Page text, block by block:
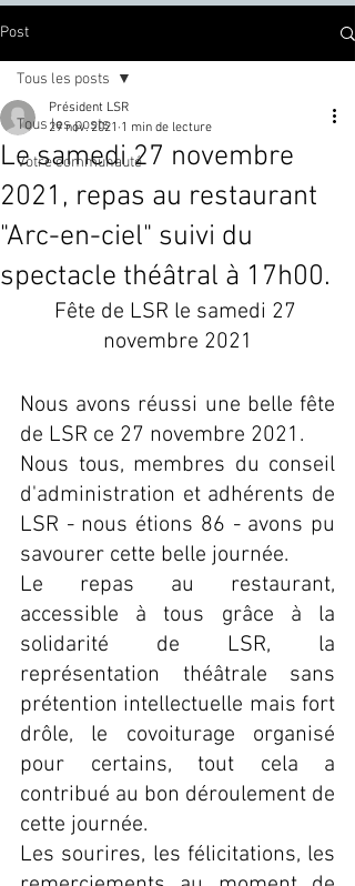
Post
Tous les posts
Votre communauté
Tous les posts
Le samedi 27 novembre
2021, repas au restaurant
"Arc-en-ciel" suivi du
spectacle théâtral à 17h00.
Président LSR
29 nov. 2021 1 min de lecture
Fête de LSR le samedi 27
novembre 2021
Nous avons réussi une belle fête
de LSR ce 27 novembre 2021.
Nous tous, membres du conseil
d'administration et adhérents de
LSR - nous étions 86 - avons pu
savourer cette belle journée.
Le repas au restaurant,
accessible à tous grâce à la
solidarité de LSR, la
représentation théâtrale sans
prétention intellectuelle mais fort
drôle, le covoiturage organisé
pour certains, tout cela a
contribué au bon déroulement de
cette journée.
Les sourires, les félicitations, les